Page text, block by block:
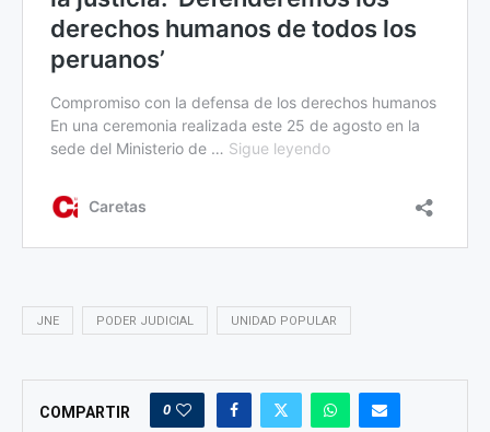
JNE PODER JUDICIAL UNIDAD POPULAR
COMPARTIR 0